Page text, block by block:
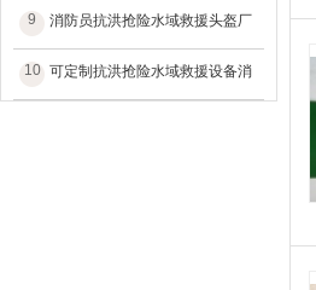
9 消防员抗洪抢险水域救援头盔厂
10 可定制抗洪抢险水域救援设备消